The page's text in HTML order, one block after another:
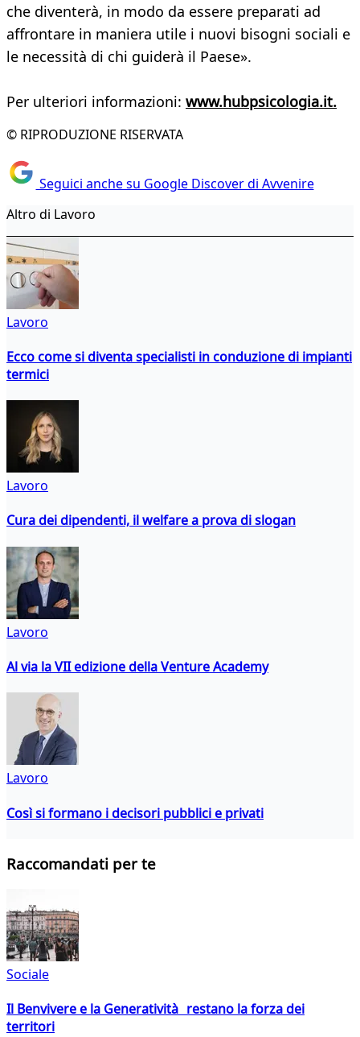
che diventerà, in modo da essere preparati ad
affrontare in maniera utile i nuovi bisogni sociali e
le necessità di chi guiderà il Paese».
Per ulteriori informazioni: www.hubpsicologia.it.
© RIPRODUZIONE RISERVATA
Seguici anche su Google Discover di Avvenire
Altro di Lavoro
Lavoro
Ecco come si diventa specialisti in conduzione di impianti
termici
Lavoro
Cura dei dipendenti, il welfare a prova di slogan
Lavoro
Al via la VII edizione della Venture Academy
Lavoro
Così si formano i decisori pubblici e privati
Raccomandati per te
Sociale
Il Benvivere e la Generatività restano la forza dei
territori